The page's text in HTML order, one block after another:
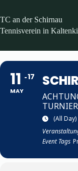
springen
TC an der Schirnau
Tennisverein in
11
MAY
17
(All Day)
Event Tags